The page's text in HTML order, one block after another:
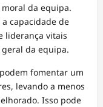
da equipa.
capacidade de
liderança vitais
da equipa.
fomentar um
levando a menos
Isso pode